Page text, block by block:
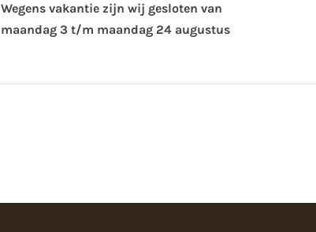
Wegens vakantie zijn wij gesloten van ​
maandag 3 t/m maandag 24 augustus